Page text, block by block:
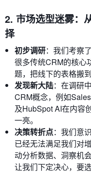
2. 市场选型迷雾：
择
初步调研：我们考察
很多传统CRM的核心
题，把线下的表格搬到
发现新大陆：在调研
CRM概念，例如
及HubSpot AI在内容
一亮。
决策转折点：我们意
已经无法满足我们对
动分析数据、洞察机
让我们下定决心，要